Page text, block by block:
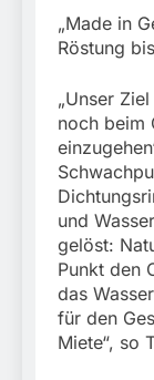
„Made in
Röstung
„Unser
noch beim
und
gelöst:
Punkt den
das
für den
Miete“, so